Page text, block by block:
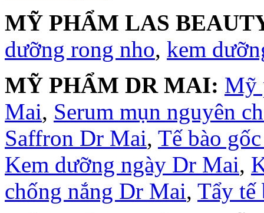
MỸ PHẨM LAS
dưỡng rong nho, kem
MỸ PHẨM DR MAI: Mỹ
Mai, Serum mụn nguyên
Saffron Dr Mai, Tế bào
Kem dưỡng ngày Dr Mai,
chống nắng Dr Mai, Tẩy tế